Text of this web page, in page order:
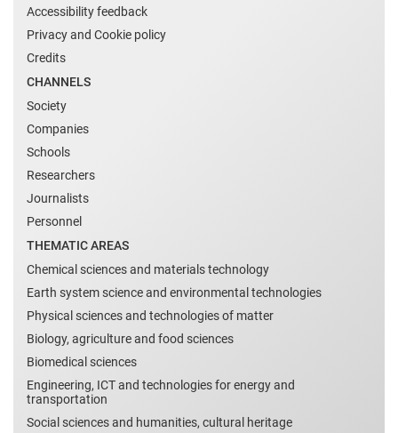
Accessibility feedback
Privacy and Cookie policy
Credits
CHANNELS
Society
Companies
Schools
Researchers
Journalists
Personnel
THEMATIC AREAS
Chemical sciences and materials technology
Earth system science and environmental technologies
Physical sciences and technologies of matter
Biology, agriculture and food sciences
Biomedical sciences
Engineering, ICT and technologies for energy and
transportation
Social sciences and humanities, cultural heritage